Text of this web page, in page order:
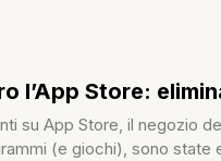
l’App Store:
su App Store, il negozio
(e giochi), sono state